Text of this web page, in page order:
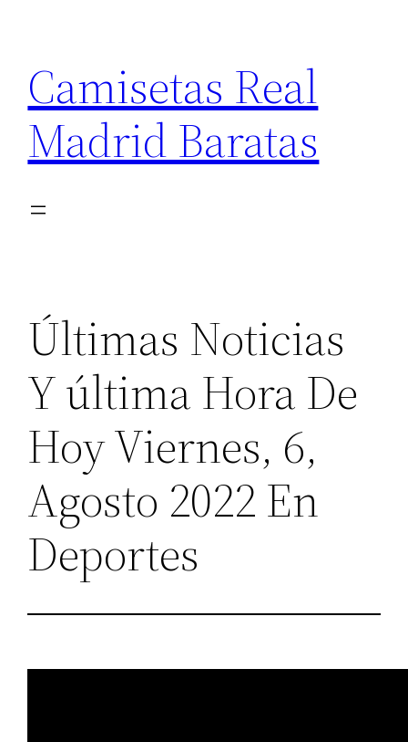
contenido
Camisetas Real
Madrid Baratas
Últimas Noticias
Y última Hora De
Hoy Viernes, 6,
Agosto 2022 En
Deportes